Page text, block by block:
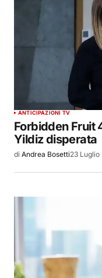
ANTICIPAZIONI TV
Forbidden Fruit
Yildiz disperata
di Andrea Bosetti23 Luglio